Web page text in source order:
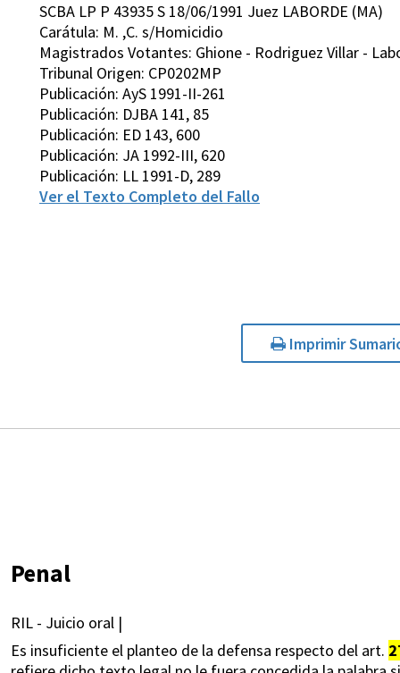
SCBA LP P 43935 S 18/06/1991 Juez LABORDE (MA)
Carátula: M. ,C. s/Homicidio
Magistrados Votantes: Ghione - Rodriguez Villar -
Tribunal Origen: CP0202MP
Publicación: AyS 1991-II-261
Publicación: DJBA 141, 85
Publicación: ED 143, 600
Publicación: JA 1992-III, 620
Publicación: LL 1991-D, 289
Ver el Texto Completo del Fallo
Imprimir
Penal
RIL - Juicio oral |
Es insuficiente el planteo de la defensa respecto del art.